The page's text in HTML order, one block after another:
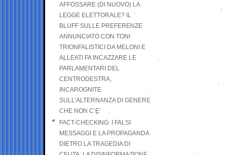
AFFOSSARE (DI NUOVO) LA
LEGGE ELETTORALE? IL
BLUFF SULLE PREFERENZE
ANNUNCIATO CON TONI
TRIONFALISTICI DA MELONI E
ALLEATI FA INCAZZARE LE
PARLAMENTARI DEL
CENTRODESTRA,
INCAROGNITE
SULL’ALTERNANZA DI GENERE
CHE NON C’E’
FACT-CHECKING: I FALSI
MESSAGGI E LA PROPAGANDA
DIETRO LA TRAGEDIA DI